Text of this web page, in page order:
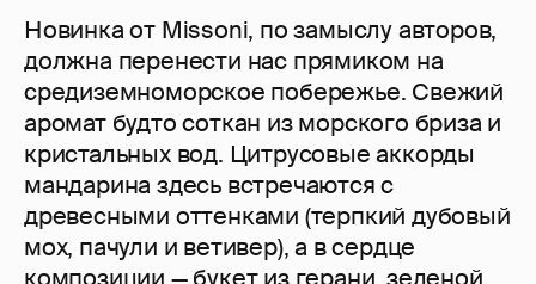
Новинка от Missoni, по замыслу авторов,
должна перенести нас прямиком на
средиземноморское побережье. Свежий
аромат будто соткан из морского бриза и
кристальных вод. Цитрусовые аккорды
мандарина здесь встречаются с
древесными оттенками (терпкий дубовый
мох, пачули и ветивер), а в сердце